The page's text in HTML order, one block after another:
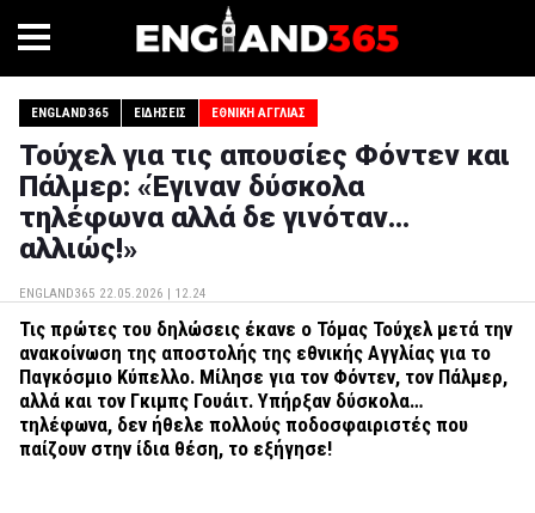
ENGLAND365 ΕΙΔΉΣΕΙΣ ΕΘΝΙΚΉ ΑΓΓΛΊΑΣ
Τούχελ για τις απουσίες Φόντεν και
Πάλμερ: «Έγιναν δύσκολα
τηλέφωνα αλλά δε γινόταν…
αλλιώς!»
ENGLAND365 22.05.2026 | 12.24
Τις πρώτες του δηλώσεις έκανε ο Τόμας Τούχελ μετά την
ανακοίνωση της αποστολής της εθνικής Αγγλίας για το
Παγκόσμιο Κύπελλο. Μίλησε για τον Φόντεν, τον Πάλμερ,
αλλά και τον Γκιμπς Γουάιτ. Υπήρξαν δύσκολα…
τηλέφωνα, δεν ήθελε πολλούς ποδοσφαιριστές που
παίζουν στην ίδια θέση, το εξήγησε!